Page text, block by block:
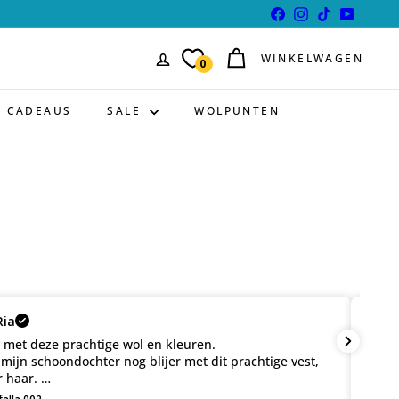
FacebookInstagram
TikTokYouTube
0 WINKELWAGEN
CADEAUS SALE WOLPUNTEN
wol